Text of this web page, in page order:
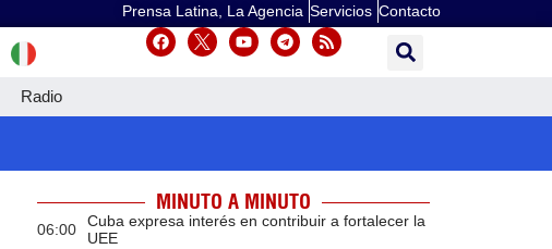
Prensa Latina, La Agencia Servicios Contacto
Radio
MINUTO A MINUTO
06:00
Cuba expresa interés en contribuir a fortalecer la
UEE